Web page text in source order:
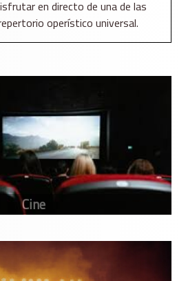
en directo de una de las
operístico universal.